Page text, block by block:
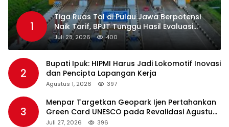
1
Tiga Ruas Tol di Pulau Jawa Berpotensi
Naik Tarif, BPJT Tunggu Hasil Evaluasi
Standar Pelayanan
Juli 28, 2026 400
2
Bupati Ipuk: HIPMI Harus Jadi Lokomotif Inovasi
dan Pencipta Lapangan Kerja
Agustus 1, 2026 397
3
Menpar Targetkan Geopark Ijen Pertahankan
Green Card UNESCO pada Revalidasi Agustus
2026
Juli 27, 2026 396